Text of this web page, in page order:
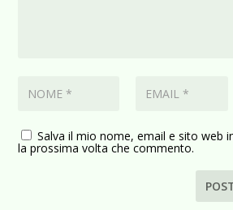
Salva il mio nome, email e sito web
la prossima volta che commento.